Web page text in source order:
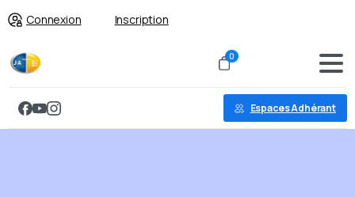
Connexion Inscription
0
Espaces Adhérant